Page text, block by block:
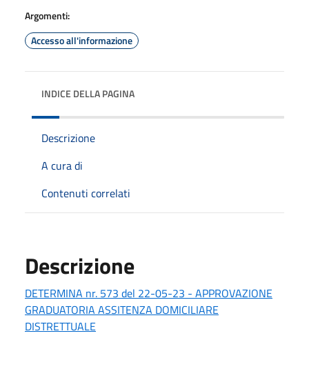
Argomenti:
Accesso all'informazione
INDICE DELLA PAGINA
Descrizione
A cura di
Contenuti correlati
Descrizione
DETERMINA nr. 573 del 22-05-23 - APPROVAZIONE
GRADUATORIA ASSITENZA DOMICILIARE
DISTRETTUALE